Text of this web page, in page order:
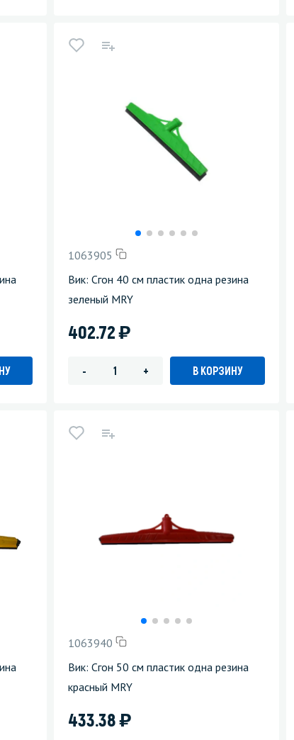
1063905
Вик: Сгон 40 см пластик одна резина
зеленый MRY
402.72)
- + В КОРЗИНУ
1063940
Вик: Сгон 50 см пластик одна резина
красный MRY
433.38)